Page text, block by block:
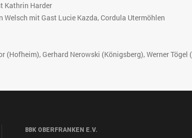
Kathrin Harder
Welsch mit Gast Lucie Kazda, Cordula Utermöhlen
(Hofheim), Gerhard Nerowski (Königsberg), Werner Tögel
BBK OBERFRANKEN E.V.